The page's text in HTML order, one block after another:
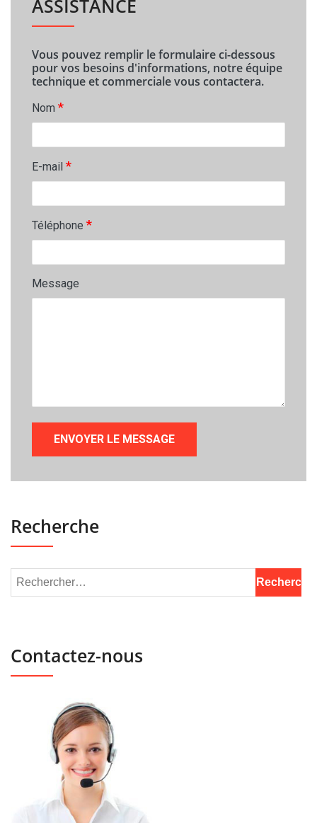
ASSISTANCE
Vous pouvez remplir le formulaire ci-dessous
pour vos besoins d'informations, notre équipe
technique et commerciale vous contactera.
Nom *
E-mail *
Téléphone *
Message
Recherche
Contactez-nous